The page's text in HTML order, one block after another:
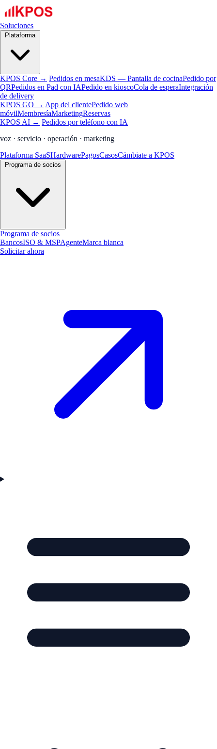
Soluciones
Plataforma
KPOS Core → Pedidos en mesaKDS — Pantalla de cocinaPedido por
QRPedidos en Pad con IAPedido en kioscoCola de esperaIntegración
de delivery
KPOS GO → App del clientePedido web
móvilMembresíaMarketingReservas
KPOS AI → Pedidos por teléfono con IA
voz · servicio · operación · marketing
Plataforma SaaSHardwarePagosCasosCámbiate a KPOS
Programa de socios
BancosISO & MSPAgenteMarca blanca
Solicitar ahora